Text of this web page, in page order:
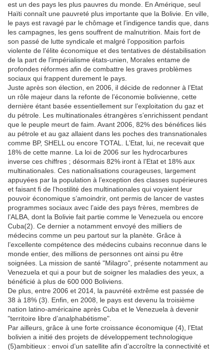
est un des pays les plus pauvres du monde. En Amérique, seul
Haïti connaît une pauvreté plus importante que la Bolivie. En ville,
le pays est ravagé par le chômage et l’indigence tandis que, dans
les campagnes, les gens souffrent de malnutrition. Mais fort de
son passé de lutte syndicale et malgré l’opposition parfois
violente de l’élite économique et des tentatives de déstabilisation
de la part de l’impérialisme états-unien, Morales entame de
profondes réformes afin de combattre les graves problèmes
sociaux qui frappent durement le pays.
Juste après son élection, en 2006, il décide de redonner à l’Etat
un rôle majeur dans la refonte de l’économie bolivienne, cette
dernière étant basée essentiellement sur l’exploitation du gaz et
du pétrole. Les multinationales étrangères s’enrichissent pendant
que le peuple meurt de faim. Avant 2006, 82% des bénéfices liés
au pétrole et au gaz allaient dans les poches des transnationales
comme BP, SHELL ou encore TOTAL. L’Etat, lui, ne recevait que
18% de cette manne. La loi de 2006 sur les hydrocarbures
inverse ces chiffres ; désormais 82% iront à l’Etat et 18% aux
multinationales. Ces nationalisations courageuses, largement
appuyées par la population à l’exception des classes supérieures
et faisant fi de l’hostilité des multinationales qui voyaient leur
pouvoir économique s’amoindrir, ont permis de lancer de vastes
programmes sociaux avec l’aide des pays frères, membres de
l’ALBA, dont la Bolivie fait partie comme le Venezuela ou encore
Cuba(2). Ce dernier a notamment envoyé des milliers de
médecins comme un peu partout sur la planète. Grâce à
l’excellente compétence des médecins cubains reconnue dans le
monde entier, des millions de personnes ont ainsi pu être
soignées. La mission de santé "Milagro", présente notamment au
Venezuela et qui a pour but de soigner les maladies des yeux, a
bénéficié à plus de 600 000 Boliviens.
De plus, entre 2006 et 2014, la pauvrété extrême est passée de
38 à 18% (3). Enfin, en 2008, le pays est devenu la troisième
nation latino-américaine après Cuba et le Venezuela à devenir
"territoire libre d’analphabétisme".
Par ailleurs, grâce à une forte croissance économique (4), l’Etat
bolivien a initié des projets de développement technologique
(5)ambitieux : envoi d’un satellite afin d’accroître la connectivité et